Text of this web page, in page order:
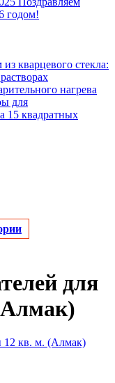
годом!
кварцевого стекла:
нагрева
для
15 квадратных
для